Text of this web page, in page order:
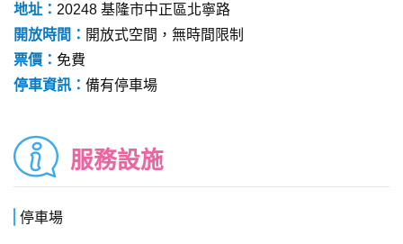
地址： 20248 基隆市中正區北寧路
開放時間： 開放式空間，無時間限制
票價： 免費
停車資訊： 備有停車場
服務設施
停車場